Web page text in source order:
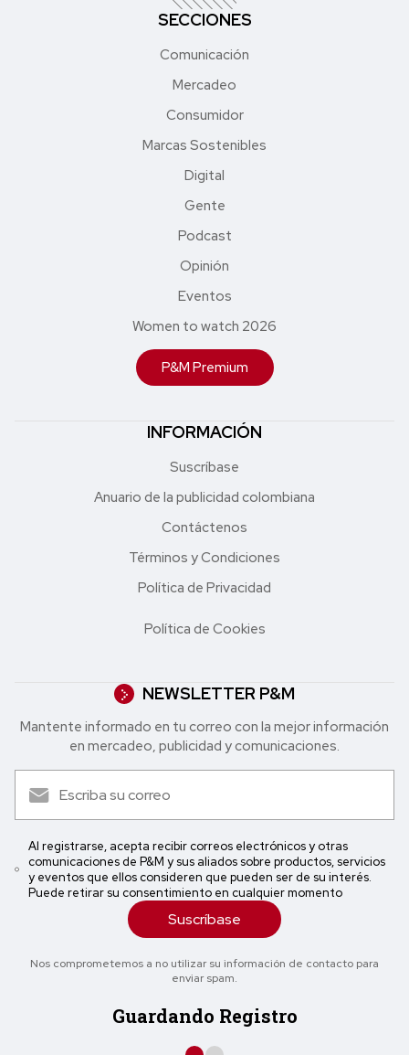
SECCIONES
Comunicación
Mercadeo
Consumidor
Marcas Sostenibles
Digital
Gente
Podcast
Opinión
Eventos
Women to watch 2026
P&M Premium
INFORMACIÓN
Suscríbase
Anuario de la publicidad colombiana
Contáctenos
Términos y Condiciones
Política de Privacidad
Política de Cookies
NEWSLETTER P&M
Mantente informado en tu correo con la mejor in formación
en mercadeo, publicidad y comunicaciones.
Al registrarse, acepta recibir correos electrónicos y otras
comunicaciones de P&M y sus aliados sobre productos, servicios
y eventos que ellos consideren que pueden ser de su interés.
Puede retirar su consentimiento en cualquier momento
Suscríbase
Nos comprometemos a no utilizar su información de contacto para
enviar spam.
Guardando Registro